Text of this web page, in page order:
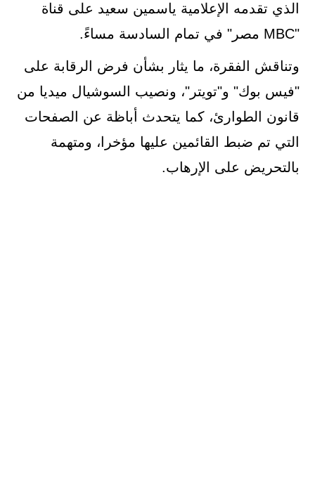
الذي تقدمه الإعلامية ياسمين سعيد على قناة
"MBC مصر" في تمام السادسة مساءً.
وتناقش الفقرة، ما يثار بشأن فرض الرقابة على
"فيس بوك" و"تويتر"، ونصيب السوشيال ميديا من
قانون الطوارئ، كما يتحدث أباظة عن الصفحات
التي تم ضبط القائمين عليها مؤخرا، ومتهمة
بالتحريض على الإرهاب.